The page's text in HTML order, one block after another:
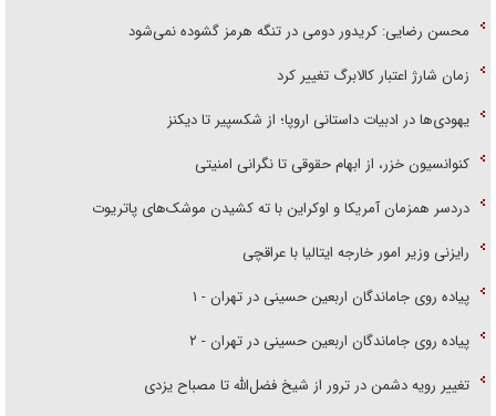
محسن رضایی: کریدور دومی در تنگه هرمز گشوده نمی‌شود
زمان شارژ اعتبار کالابرگ تغییر کرد
یهودی‌ها در ادبیات داستانی اروپا؛ از شکسپیر تا دیکنز
کنوانسیون خزر، از ابهام حقوقی تا نگرانی امنیتی
دردسر همزمان آمریکا و اوکراین با ته کشیدن موشک‌های پاتریوت
رایزنی وزیر امور خارجه ایتالیا با عراقچی
پیاده روی جاماندگان اربعین حسینی در تهران - ۱
پیاده روی جاماندگان اربعین حسینی در تهران - ۲
تغییر رویه دشمن در ترور از شیخ فضل‌الله تا مصباح یزدی